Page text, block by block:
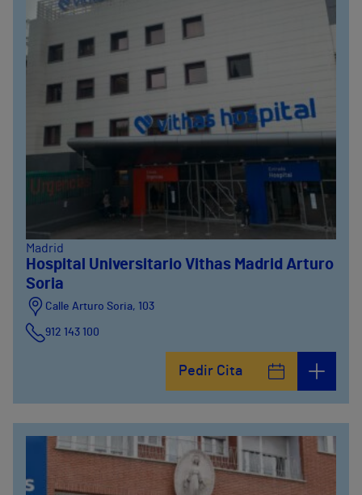
Madrid
Hospital Universitario Vithas Madrid Arturo
Soria
Calle Arturo Soria, 103
912 143 100
912 143 100
Pedir Cita